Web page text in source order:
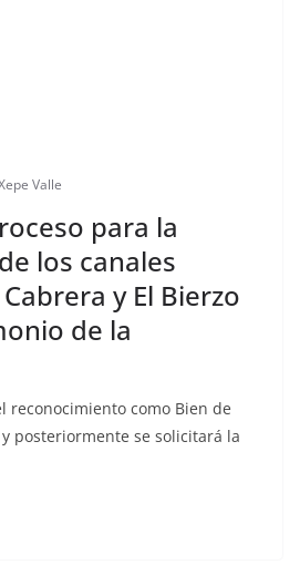
Valle
para la
los canales
y El Bierzo
de la
reconocimiento como Bien de
posteriormente se solicitará la